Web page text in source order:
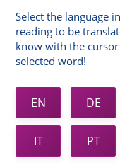
Select the language
reading to be
know with the
selected word!
EN DE
IT PT